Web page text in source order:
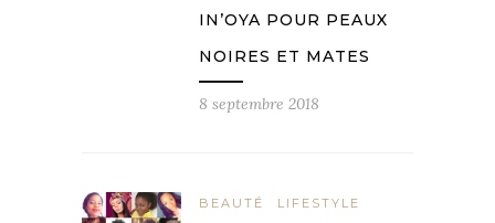
IN’OYA POUR PEAUX
NOIRES ET MATES
8 septembre 2018
BEAUTÉ LIFESTYLE